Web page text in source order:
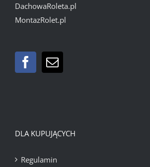
DachowaRoleta.pl
MontazRolet.pl
DLA KUPUJĄCYCH
Regulamin